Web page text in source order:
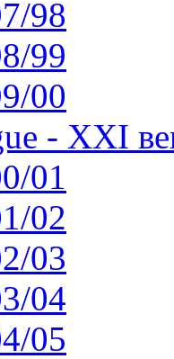
98
99
00
- XXI
01
02
03
04
05